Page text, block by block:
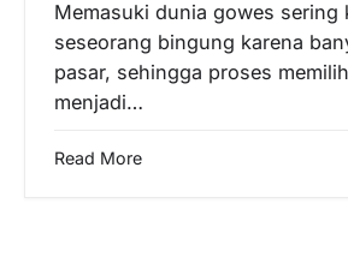
Memasuki dunia gowes sering
seseorang bingung karena
pasar, sehingga proses
menjadi…
Read More